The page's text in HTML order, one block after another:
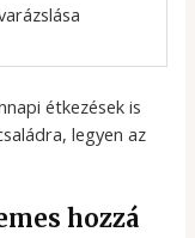
étkezések is
legyen az
hozzá